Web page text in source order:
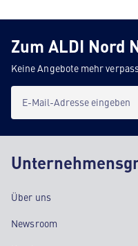
Zum ALDI Nord
Keine Angebote mehr
E-Mail-Adresse eingeben
Über uns
Newsroom